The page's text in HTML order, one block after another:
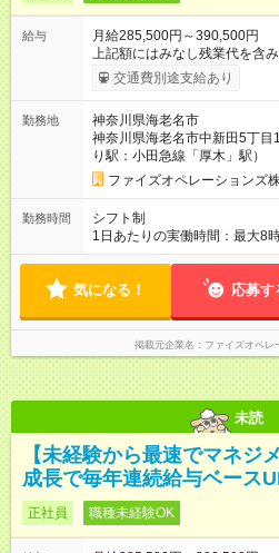
給与
月給285,500円～390,500円
上記額にはみなし残業代を含
ます。 みなし残業代 44,000
間 25時間／月 ・能力や経験
す。 ・超過分は全額支給しま
を行っており、まだまだ規模拡大を
間】試用期間あり 試用期間の
採用時と同じです。
交通費別途支給あり
勤務地
神奈川県海老名市
神奈川県海老名市中新田5丁
り駅：小田急線「厚木」駅）
ファイズオペレーションズ
勤務時間
シフト制
1日あたりの実働時間：最大8
勤 8:00～19:00 夜勤 19:00～翌6:00 ※日勤/夜勤
お伺いしております ご家庭の
気になる！ 応募す
掲載元企業名 ファイズオペレ
未読
【未経験から最速でマネジ
成長で毎年連続給与ベース
正社員 職種未経験OK